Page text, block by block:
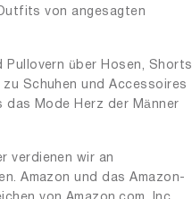
von angesagten
Pullovern über Hosen, Shorts
Schuhen und Accessoires
das Mode Herz der Männer
verdienen wir an
Amazon und das Amazon-